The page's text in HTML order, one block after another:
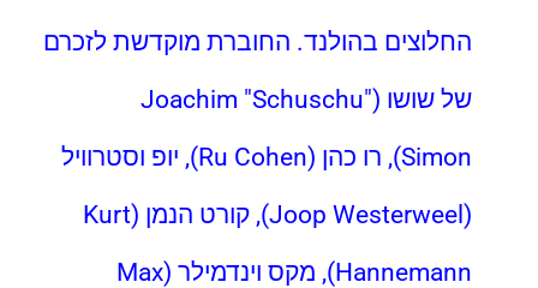
החלוצים בהולנד. החוברת מוקדשת לזכרם
של שושו (Joachim "Schuschu"
Simon),
רו כהן
(Ru Cohen), יופ וסטרוויל
(Joop Westerweel), קורט הנמן (Kurt
Hannemann), מקס וינדמילר (Max